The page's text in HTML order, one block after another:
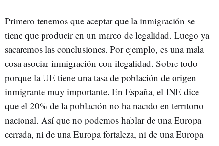
Primero tenemos que aceptar que la inmigración se
tiene que producir en un marco de legalidad. Luego ya
sacaremos las conclusiones. Por ejemplo, es una mala
cosa asociar inmigración con ilegalidad. Sobre todo
porque la UE tiene una tasa de población de origen
inmigrante muy importante. En España, el INE dice
que el 20% de la población no ha nacido en territorio
nacional. Así que no podemos hablar de una Europa
cerrada, ni de una Europa fortaleza, ni de una Europa